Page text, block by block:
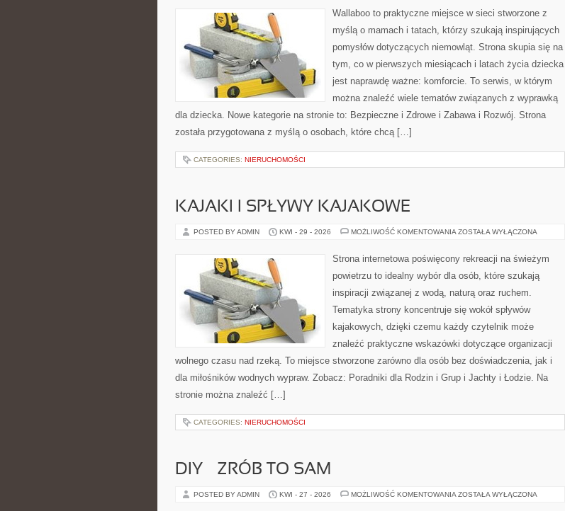
Wallaboo to praktyczne miejsce w sieci stworzone z
myślą o mamach i tatach, którzy szukają inspirujących
pomysłów dotyczących niemowląt. Strona skupia się na
tym, co w pierwszych miesiącach i latach życia dziecka
jest naprawdę ważne: komforcie. To serwis, w którym
można znaleźć wiele tematów związanych z wyprawką
dla dziecka. Nowe kategorie na stronie to: Bezpieczne i Zdrowe i Zabawa i Rozwój. Strona
została przygotowana z myślą o osobach, które chcą […]
CATEGORIES: NIERUCHOMOŚCI
KAJAKI I SPŁYWY KAJAKOWE
POSTED BY ADMIN KWI - 29 - 2026 MOŻLIWOŚĆ KOMENTOWANIA KAJAKI
KAJAKOWE
ZOSTAŁA WYŁĄCZONA
Strona internetowa poświęcony rekreacji na świeżym
powietrzu to idealny wybór dla osób, które szukają
inspiracji związanej z wodą, naturą oraz ruchem.
Tematyka strony koncentruje się wokół spływów
kajakowych, dzięki czemu każdy czytelnik może
znaleźć praktyczne wskazówki dotyczące organizacji
wolnego czasu nad rzeką. To miejsce stworzone zarówno dla osób bez doświadczenia, jak i
dla miłośników wodnych wypraw. Zobacz: Poradniki dla Rodzin i Grup i Jachty i Łodzie. Na
stronie można znaleźć […]
CATEGORIES: NIERUCHOMOŚCI
DIY – ZRÓB TO SAM
POSTED BY ADMIN KWI - 27 - 2026 MOŻLIWOŚĆ KOMENTOWANIA DIY
ZOSTAŁA WYŁĄCZONA